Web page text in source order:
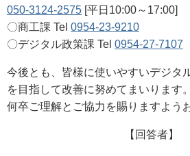
050-3124-2575 [平日10:00～17:00]
〇商工課 Tel 0954-23-9210
〇デジタル政策課 Tel 0954-27-7107
今後とも、皆様に使いやすいデジタ
を目指して改善に努めてまいります。
何卒ご理解とご協力を賜りますよう
【回答者】